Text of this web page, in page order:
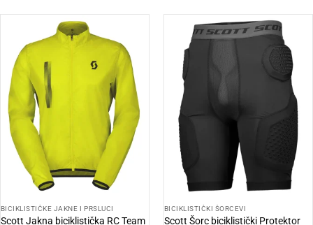
BICIKLISTIČKE JAKNE I PRSLUCI
Scott Jakna biciklistička RC Team
BICIKLISTIČKI ŠORCEVI
Scott Šorc biciklistički Protektor